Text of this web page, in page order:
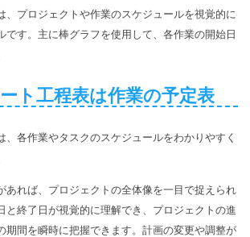
、プロジェクトや作業のスケジュールを視覚的に
です。主に棒グラフを使用して、各作業の開始日
ト工程表は作業の予定表
、各作業やタスクのスケジュールをわかりやすく
あれば、プロジェクトの全体像を一目で捉えられ
と終了日が視覚的に理解でき、プロジェクトの進
期間を瞬時に把握できます。計画の変更や調整が